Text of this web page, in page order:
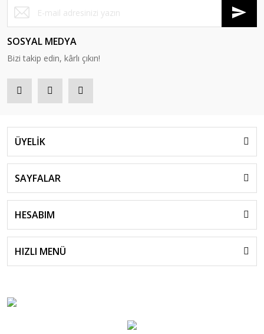
SOSYAL MEDYA
Bizi takip edin, kârlı çıkın!
ÜYELİK
SAYFALAR
HESABIM
HIZLI MENÜ